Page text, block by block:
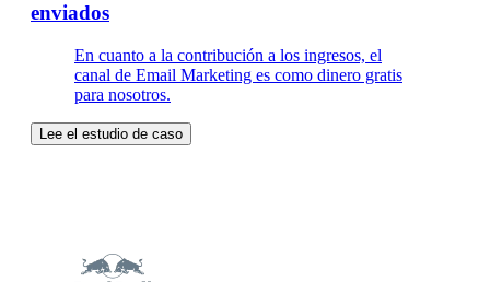
enviados
En cuanto a la contribución a los ingresos, el
canal de Email Marketing es como dinero gratis
para nosotros.
Lee el estudio de caso